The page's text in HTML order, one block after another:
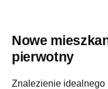
Nowe
pierwotny
Znalezienie